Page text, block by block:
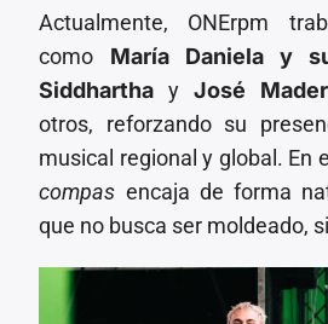
Actualmente, ONErpm
como María Daniela y
Siddhartha yJosé
otros, reforzando su
musical regional y global. En
compas encaja de forma
que no busca ser moldeado,